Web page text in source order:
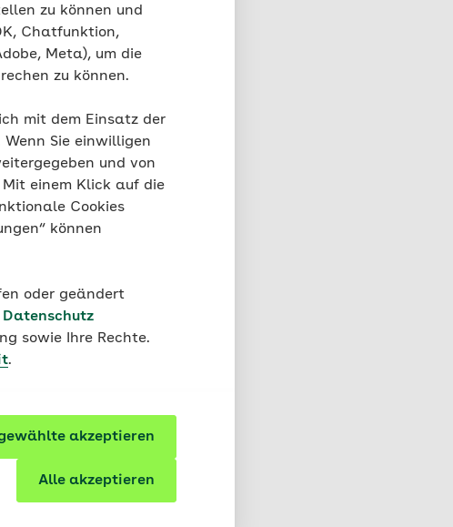
zu können und
Chatfunktion,
Meta), um die
zu können.
mit dem Einsatz der
Sie einwilligen
und von
einem Klick auf die
Cookies
können
oder geändert
Datenschutz
sowie Ihre Rechte.
.
akzeptieren
Alle akzeptieren
bis 25
Teilnahme an der
infrage kommt. Im Fall einer
das weitere Vorgehen